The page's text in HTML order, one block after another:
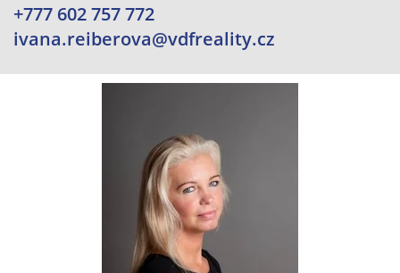
+777 602 757 772
ivana.reiberova@vdfreality.cz